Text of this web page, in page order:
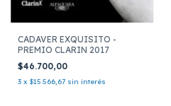
CADAVER EXQUISITO -
PREMIO CLARIN 2017
$46.700,00
3 x $15.566,67 sin interés